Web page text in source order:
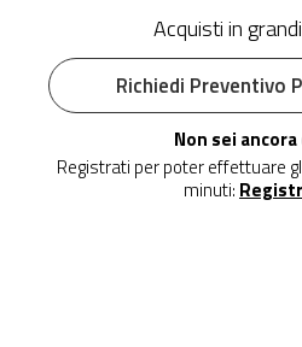
Acquisti in
Richiedi Preventivo
Non sei
Registrati per poter effettuare
minuti: